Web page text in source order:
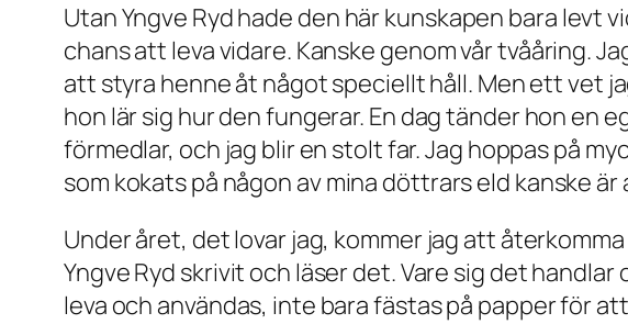
Utan Yngve Ryd hade den här kunskapen bara levt
chans att leva vidare. Kanske genom vår tvååring.
att styra henne åt något speciellt håll. Men ett vet
hon lär sig hur den fungerar. En dag tänder hon en
förmedlar, och jag blir en stolt far. Jag hoppas på
som kokats på någon av mina döttrars eld kanske är
Under året, det lovar jag, kommer jag att
Yngve Ryd skrivit och läser det. Vare sig det
leva och användas, inte bara fästas på papper för